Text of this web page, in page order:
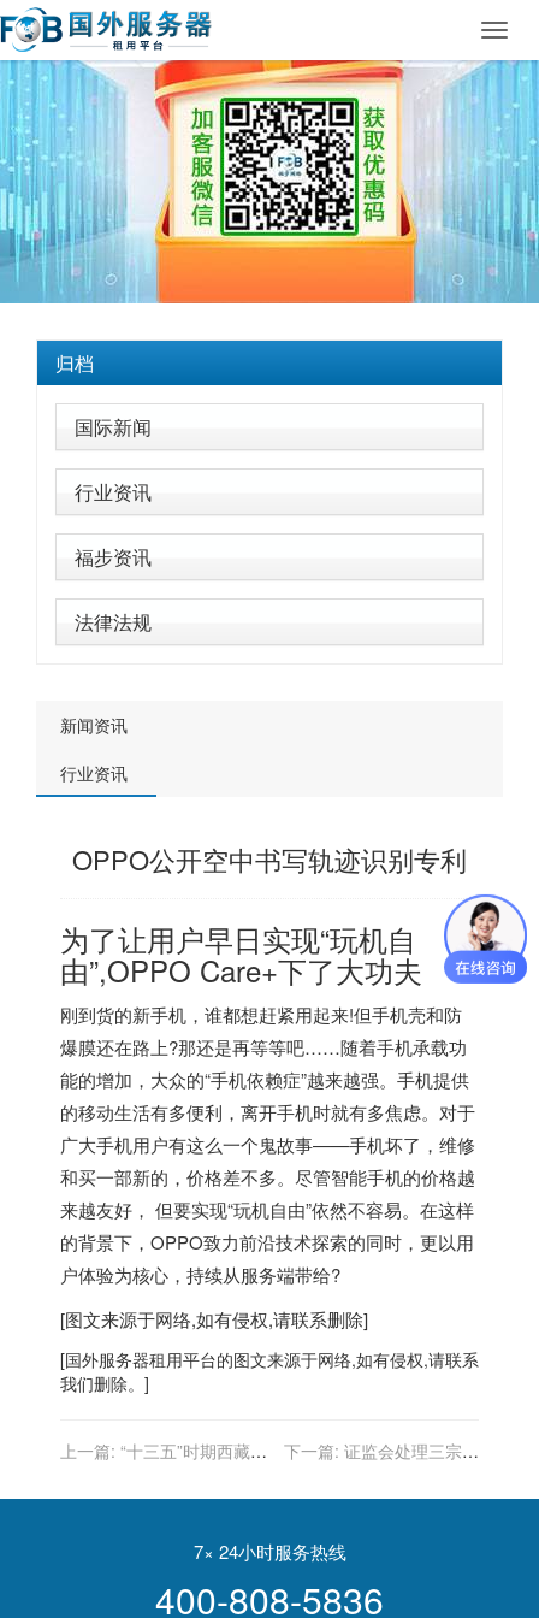
归档
国际新闻
行业资讯
福步资讯
法律法规
新闻资讯
行业资讯
OPPO公开空中书写轨迹识别专利
为了让用户早日实现“玩机自
由”,OPPO Care+下了大功夫
刚到货的新手机，谁都想赶紧用起来!但手机壳和防
爆膜还在路上?那还是再等等吧……随着手机承载功
能的增加，大众的“手机依赖症”越来越强。手机提供
的移动生活有多便利，离开手机时就有多焦虑。对于
广大手机用户有这么一个鬼故事——手机坏了，维修
和买一部新的，价格差不多。尽管智能手机的价格越
来越友好， 但要实现“玩机自由”依然不容易。在这样
的背景下，OPPO致力前沿技术探索的同时，更以用
户体验为核心，持续从服务端带给?
[图文来源于网络,如有侵权,请联系删除]
[国外服务器租用平台的图文来源于网络,如有侵权,请联系
我们删除。]
上一篇: “十三五”时期西藏自
设施建设 提升互联网与经济
下一篇: 证监会处理三宗违
7× 24小时服务热线
400-808-5836